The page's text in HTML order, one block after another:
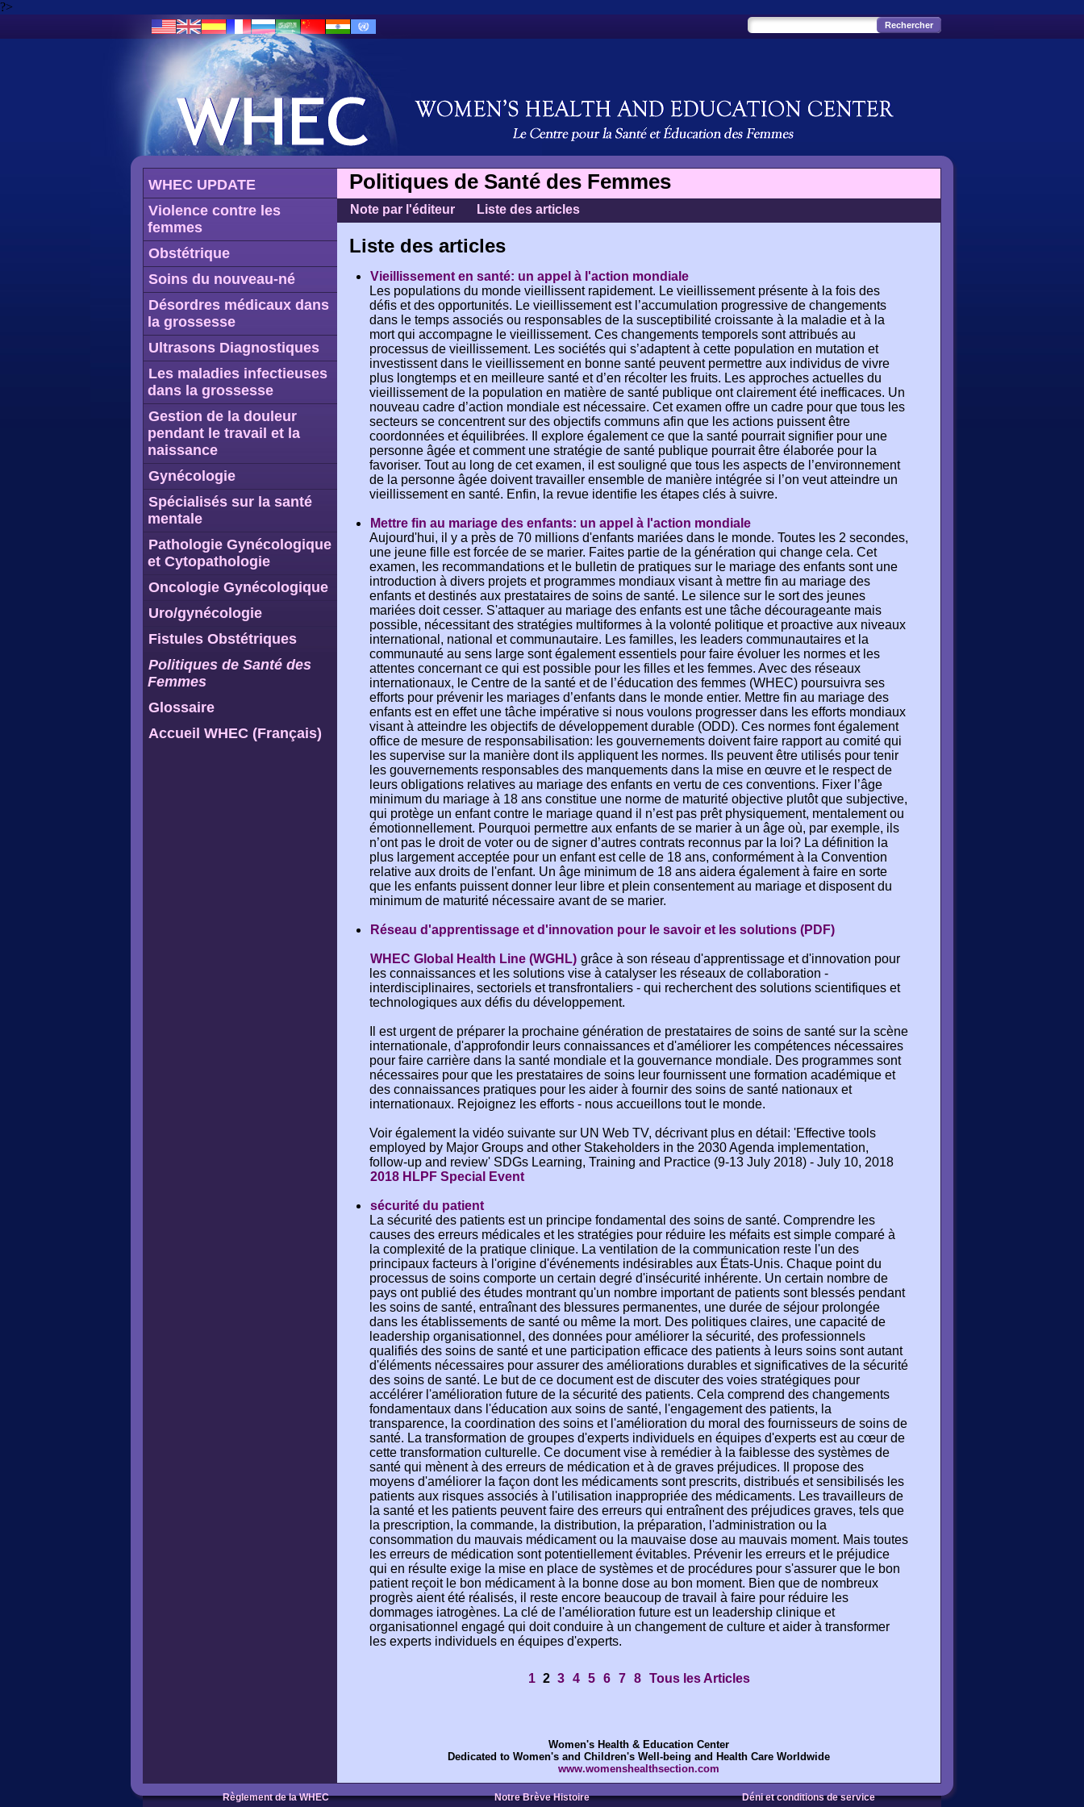
?>
WHEC UPDATE
Violence contre les
femmes
Obstétrique
Soins du nouveau-né
Désordres médicaux dans
la grossesse
Ultrasons Diagnostiques
Les maladies infectieuses
dans la grossesse
Gestion de la douleur
pendant le travail et la
naissance
Gynécologie
Spécialisés sur la santé
mentale
Pathologie Gynécologique
et Cytopathologie
Oncologie Gynécologique
Uro/gynécologie
Fistules Obstétriques
Politiques de Santé des
Femmes
Glossaire
Accueil WHEC (Français)
Politiques de Santé des Femmes
Note par l'éditeur Liste des articles
Liste des articles
Vieillissement en santé: un appel à l'action mondiale
Les populations du monde vieillissent rapidement. Le vieillissement présente à la fois des
défis et des opportunités. Le vieillissement est l’accumulation progressive de changements
dans le temps associés ou responsables de la susceptibilité croissante à la maladie et à la
mort qui accompagne le vieillissement. Ces changements temporels sont attribués au
processus de vieillissement. Les sociétés qui s’adaptent à cette population en mutation et
investissent dans le vieillissement en bonne santé peuvent permettre aux individus de vivre
plus longtemps et en meilleure santé et d’en récolter les fruits. Les approches actuelles du
vieillissement de la population en matière de santé publique ont clairement été inefficaces. Un
nouveau cadre d’action mondiale est nécessaire. Cet examen offre un cadre pour que tous les
secteurs se concentrent sur des objectifs communs afin que les actions puissent être
coordonnées et équilibrées. Il explore également ce que la santé pourrait signifier pour une
personne âgée et comment une stratégie de santé publique pourrait être élaborée pour la
favoriser. Tout au long de cet examen, il est souligné que tous les aspects de l’environnement
de la personne âgée doivent travailler ensemble de manière intégrée si l’on veut atteindre un
vieillissement en santé. Enfin, la revue identifie les étapes clés à suivre.
Mettre fin au mariage des enfants: un appel à l'action mondiale
Aujourd'hui, il y a près de 70 millions d'enfants mariées dans le monde. Toutes les 2 secondes,
une jeune fille est forcée de se marier. Faites partie de la génération qui change cela. Cet
examen, les recommandations et le bulletin de pratiques sur le mariage des enfants sont une
introduction à divers projets et programmes mondiaux visant à mettre fin au mariage des
enfants et destinés aux prestataires de soins de santé. Le silence sur le sort des jeunes
mariées doit cesser. S'attaquer au mariage des enfants est une tâche décourageante mais
possible, nécessitant des stratégies multiformes à la volonté politique et proactive aux niveaux
international, national et communautaire. Les familles, les leaders communautaires et la
communauté au sens large sont également essentiels pour faire évoluer les normes et les
attentes concernant ce qui est possible pour les filles et les femmes. Avec des réseaux
internationaux, le Centre de la santé et de l’éducation des femmes (WHEC) poursuivra ses
efforts pour prévenir les mariages d’enfants dans le monde entier. Mettre fin au mariage des
enfants est en effet une tâche impérative si nous voulons progresser dans les efforts mondiaux
visant à atteindre les objectifs de développement durable (ODD). Ces normes font également
office de mesure de responsabilisation: les gouvernements doivent faire rapport au comité qui
les supervise sur la manière dont ils appliquent les normes. Ils peuvent être utilisés pour tenir
les gouvernements responsables des manquements dans la mise en œuvre et le respect de
leurs obligations relatives au mariage des enfants en vertu de ces conventions. Fixer l’âge
minimum du mariage à 18 ans constitue une norme de maturité objective plutôt que subjective,
qui protège un enfant contre le mariage quand il n’est pas prêt physiquement, mentalement ou
émotionnellement. Pourquoi permettre aux enfants de se marier à un âge où, par exemple, ils
n’ont pas le droit de voter ou de signer d’autres contrats reconnus par la loi? La définition la
plus largement acceptée pour un enfant est celle de 18 ans, conformément à la Convention
relative aux droits de l'enfant. Un âge minimum de 18 ans aidera également à faire en sorte
que les enfants puissent donner leur libre et plein consentement au mariage et disposent du
minimum de maturité nécessaire avant de se marier.
Réseau d'apprentissage et d'innovation pour le savoir et les solutions (PDF)
WHEC Global Health Line (WGHL) grâce à son réseau d'apprentissage et d'innovation pour
les connaissances et les solutions vise à catalyser les réseaux de collaboration -
interdisciplinaires, sectoriels et transfrontaliers - qui recherchent des solutions scientifiques et
technologiques aux défis du développement.
Il est urgent de préparer la prochaine génération de prestataires de soins de santé sur la scène
internationale, d'approfondir leurs connaissances et d'améliorer les compétences nécessaires
pour faire carrière dans la santé mondiale et la gouvernance mondiale. Des programmes sont
nécessaires pour que les prestataires de soins leur fournissent une formation académique et
des connaissances pratiques pour les aider à fournir des soins de santé nationaux et
internationaux. Rejoignez les efforts - nous accueillons tout le monde.
Voir également la vidéo suivante sur UN Web TV, décrivant plus en détail: 'Effective tools
employed by Major Groups and other Stakeholders in the 2030 Agenda implementation,
follow-up and review' SDGs Learning, Training and Practice (9-13 July 2018) - July 10, 2018
2018 HLPF Special Event
sécurité du patient
La sécurité des patients est un principe fondamental des soins de santé. Comprendre les
causes des erreurs médicales et les stratégies pour réduire les méfaits est simple comparé à
la complexité de la pratique clinique. La ventilation de la communication reste l'un des
principaux facteurs à l'origine d'événements indésirables aux États-Unis. Chaque point du
processus de soins comporte un certain degré d'insécurité inhérente. Un certain nombre de
pays ont publié des études montrant qu'un nombre important de patients sont blessés pendant
les soins de santé, entraînant des blessures permanentes, une durée de séjour prolongée
dans les établissements de santé ou même la mort. Des politiques claires, une capacité de
leadership organisationnel, des données pour améliorer la sécurité, des professionnels
qualifiés des soins de santé et une participation efficace des patients à leurs soins sont autant
d'éléments nécessaires pour assurer des améliorations durables et significatives de la sécurité
des soins de santé. Le but de ce document est de discuter des voies stratégiques pour
accélérer l'amélioration future de la sécurité des patients. Cela comprend des changements
fondamentaux dans l'éducation aux soins de santé, l'engagement des patients, la
transparence, la coordination des soins et l'amélioration du moral des fournisseurs de soins de
santé. La transformation de groupes d'experts individuels en équipes d'experts est au cœur de
cette transformation culturelle. Ce document vise à remédier à la faiblesse des systèmes de
santé qui mènent à des erreurs de médication et à de graves préjudices. Il propose des
moyens d'améliorer la façon dont les médicaments sont prescrits, distribués et sensibilisés les
patients aux risques associés à l'utilisation inappropriée des médicaments. Les travailleurs de
la santé et les patients peuvent faire des erreurs qui entraînent des préjudices graves, tels que
la prescription, la commande, la distribution, la préparation, l'administration ou la
consommation du mauvais médicament ou la mauvaise dose au mauvais moment. Mais toutes
les erreurs de médication sont potentiellement évitables. Prévenir les erreurs et le préjudice
qui en résulte exige la mise en place de systèmes et de procédures pour s'assurer que le bon
patient reçoit le bon médicament à la bonne dose au bon moment. Bien que de nombreux
progrès aient été réalisés, il reste encore beaucoup de travail à faire pour réduire les
dommages iatrogènes. La clé de l'amélioration future est un leadership clinique et
organisationnel engagé qui doit conduire à un changement de culture et aider à transformer
les experts individuels en équipes d'experts.
1 2 3 4 5 6 7 8 Tous les Articles
Women's Health & Education Center
Dedicated to Women's and Children's Well-being and Health Care Worldwide
www.womenshealthsection.com
Règlement de la WHEC Notre Brève Histoire Déni et conditions de service